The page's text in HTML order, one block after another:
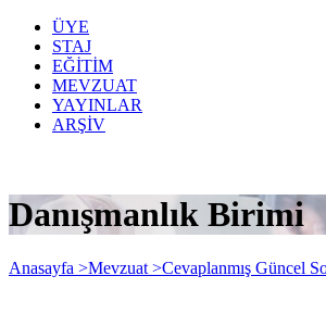
ÜYE
STAJ
EĞİTİM
MEVZUAT
YAYINLAR
ARŞİV
Danışmanlık Birimi
Anasayfa >Mevzuat >Cevaplanmış Güncel